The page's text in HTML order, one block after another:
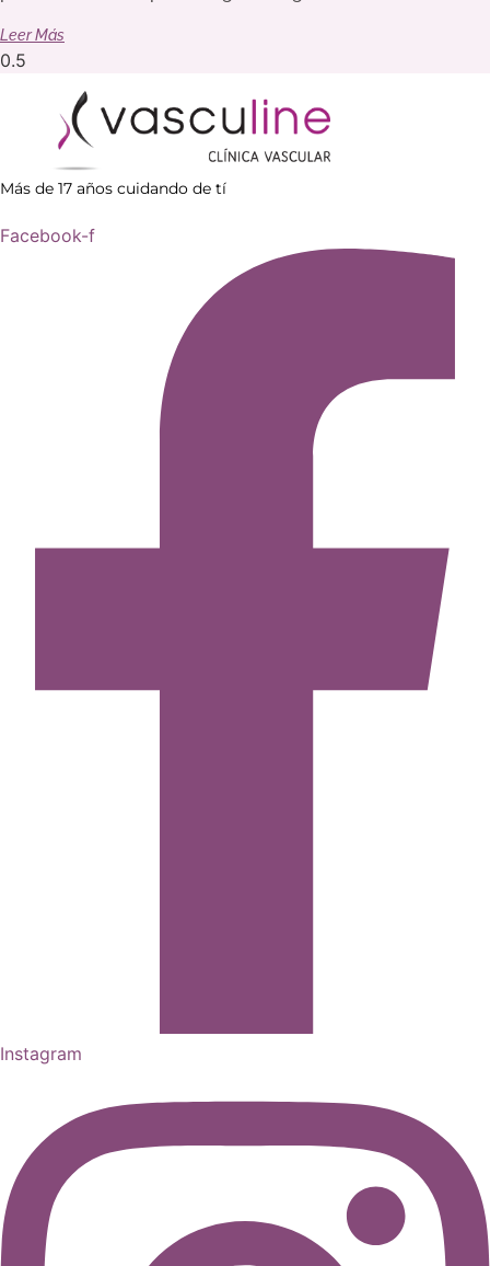
Leer Más
Más de 17 años cuidando de tí
Facebook-f
Instagram